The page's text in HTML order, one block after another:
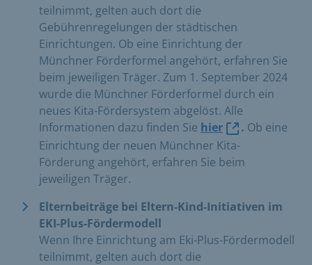
teilnimmt, gelten auch dort die
Gebührenregelungen der städtischen
Einrichtungen. Ob eine Einrichtung der
Münchner Förderformel angehört, erfahren Sie
beim jeweiligen Träger. Zum 1. September 2024
wurde die Münchner Förderformel durch ein
neues Kita-Fördersystem abgelöst. Alle
Informationen dazu finden Sie hier . Ob eine
Einrichtung der neuen Münchner Kita-
Förderung angehört, erfahren Sie beim
jeweiligen Träger.
Elternbeiträge bei Eltern-Kind-Initiativen im
EKI-Plus-Fördermodell
Wenn Ihre Einrichtung am Eki-Plus-Fördermodell
teilnimmt, gelten auch dort die